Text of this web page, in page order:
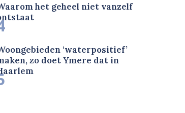
het geheel niet vanzelf
‘waterpositief’
zo doet Ymere dat in